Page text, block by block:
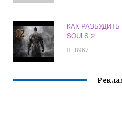
КАК
SOULS 2
8967